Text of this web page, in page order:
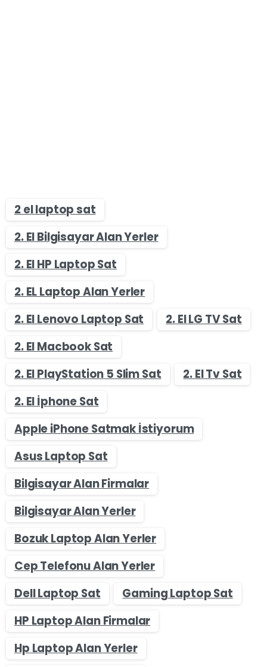
2 el laptop sat
2. El Bilgisayar Alan Yerler
2. El HP Laptop Sat
2. EL Laptop Alan Yerler
2. El Lenovo Laptop Sat
2. El LG TV Sat
2. El Macbook Sat
2. El PlayStation 5 Slim Sat
2. El Tv Sat
2. El İphone Sat
Apple iPhone Satmak İstiyorum
Asus Laptop Sat
Bilgisayar Alan Firmalar
Bilgisayar Alan Yerler
Bozuk Laptop Alan Yerler
Cep Telefonu Alan Yerler
Dell Laptop Sat
Gaming Laptop Sat
HP Laptop Alan Firmalar
Hp Laptop Alan Yerler